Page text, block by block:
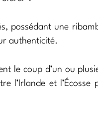
possédant une
authenticité.
le coup d’un ou
l’Irlande et l’Écosse